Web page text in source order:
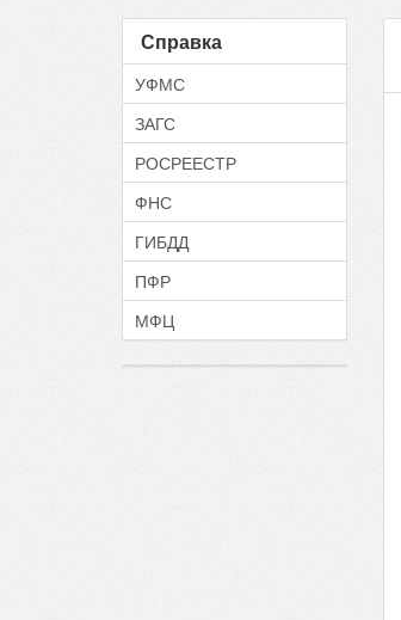
Справка
УФМС
ЗАГС
РОСРЕЕСТР
ФНС
ГИБДД
ПФР
МФЦ